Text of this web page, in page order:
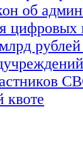
об
рублей
квоте